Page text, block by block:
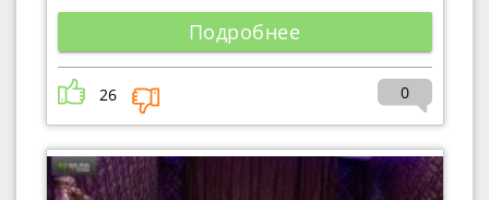
Подробнее
26 0